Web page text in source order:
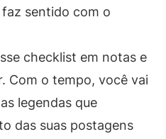
sentido com o
checklist em notas e
Com o tempo, você vai
legendas que
das suas postagens